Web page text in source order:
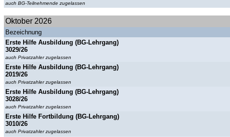
auch BG-Teilnehmende zugelassen
Oktober 2026
Bezeichnung
Erste Hilfe Ausbildung (BG-Lehrgang)
3029/26
auch Privatzahler zugelassen
Erste Hilfe Ausbildung (BG-Lehrgang)
2019/26
auch Privatzahler zugelassen
Erste Hilfe Ausbildung (BG-Lehrgang)
3028/26
auch Privatzahler zugelassen
Erste Hilfe Fortbildung (BG-Lehrgang)
3010/26
auch Privatzahler zugelassen